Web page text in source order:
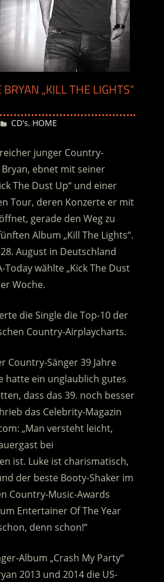
„KILL THE LIGHTS“
Desiree
CD's, HOME
junger Country-
ebnet mit seiner
The Dust Up“ und einer
Tour, deren Konzerte er mit
gerade den Weg zu
Album „Kill The Lights“.
August in Deutschland
Today wählte „Kick The Dust
Woche.
die Single die Top-10 der
Country-Airplaycharts.
Country-Sänger 39 Jahre
hatte ein unglaublich gutes
dass das 39. noch besser
das Celebrity-Magazin
„Man versteht leicht,
bei
ist. Luke ist charismatisch,
der beste Booty-Shaker im
Country-Music-Awards
Entertainer Of The Year
denn schon!“
Album „Crash My Party“
2013 und 2014 die US-